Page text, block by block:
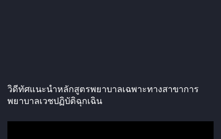
วิดีทัศแนะนำหลักสูตรพยาบาลเฉพาะทางสาขาการ
พยาบาลเวชปฏิบัติฉุกเฉิน